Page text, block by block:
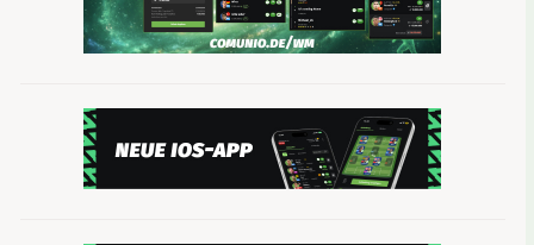
und Mark Uth.
Dennis Srbeny(SC Paderborn,
Durchschnittlich 4,38 Punkte sammelt Srbeny
Partien für die Ostwestfalen – alle 132 Minute
Du spielst noch nicht Comunio? Hier entlang